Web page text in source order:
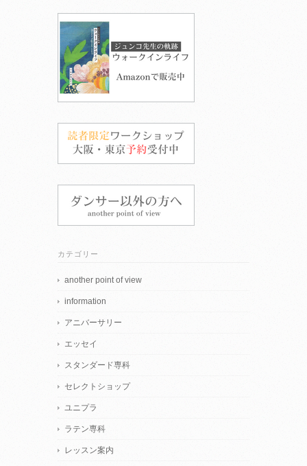
カテゴリー
another point of view
information
アニバーサリー
エッセイ
スタンダード専科
セレクトショップ
ユニプラ
ラテン専科
レッスン案内